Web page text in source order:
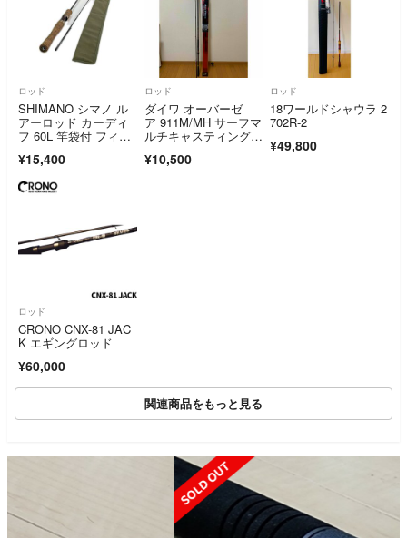
ロッド
SHIMANO シマノ ル
アーロッド カーディ
フ 60L 竿袋付 フィッ
¥15,400
ロッド
ダイワ オーバーゼ
ア 911M/MH サーフマ
ルチキャスティングロ
¥10,500
ロッド
18ワールドシャウラ 2
702R-2
¥49,800
ロッド
CRONO CNX-81 JAC
K エギングロッド
¥60,000
関連商品をもっと見る